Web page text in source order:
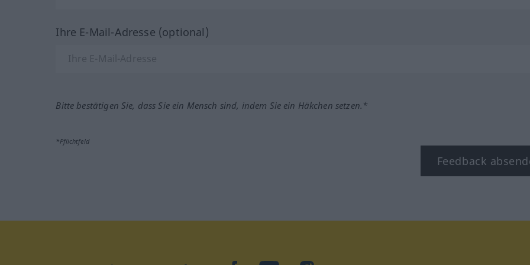
Ihre E-Mail-Adresse (optional)
Bitte bestätigen Sie, dass Sie ein Mensch sind, indem Sie ein Häkchen setzen.*
*Pflichtfeld
Feedback